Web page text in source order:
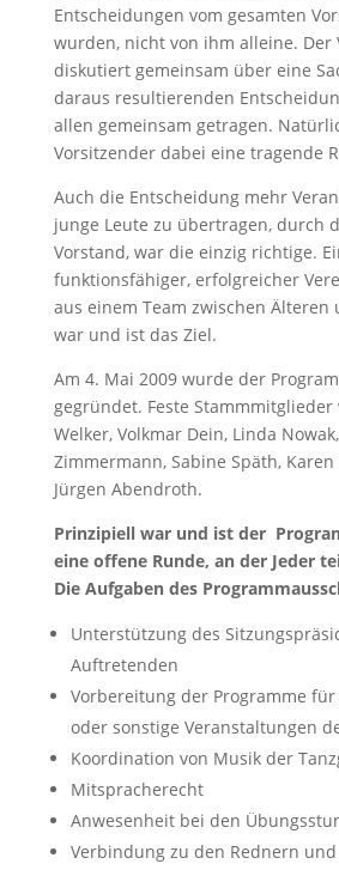
Entscheidungen vom gesamten
wurden, nicht von ihm alleine. Der
diskutiert gemeinsam über eine
daraus resultierenden
allen gemeinsam getragen.
Vorsitzender dabei eine tragende
Auch die Entscheidung mehr
junge Leute zu übertragen, durch
Vorstand, war die einzig richtige.
funktionsfähiger, erfolgreicher
aus einem Team zwischen Älteren
war und ist das Ziel.
Am 4. Mai 2009 wurde der
gegründet. Feste Stammmitglieder
Welker, Volkmar Dein, Linda
Zimmermann, Sabine Späth,
Jürgen Abendroth.
Prinzipiell war und ist der
eine offene Runde, an der Jeder
Die Aufgaben des
Unterstützung des
Auftretenden
Vorbereitung der Programme
oder sonstige Veranstaltungen
Koordination von Musik der
Mitspracherecht
Anwesenheit bei den
Verbindung zu den Rednern